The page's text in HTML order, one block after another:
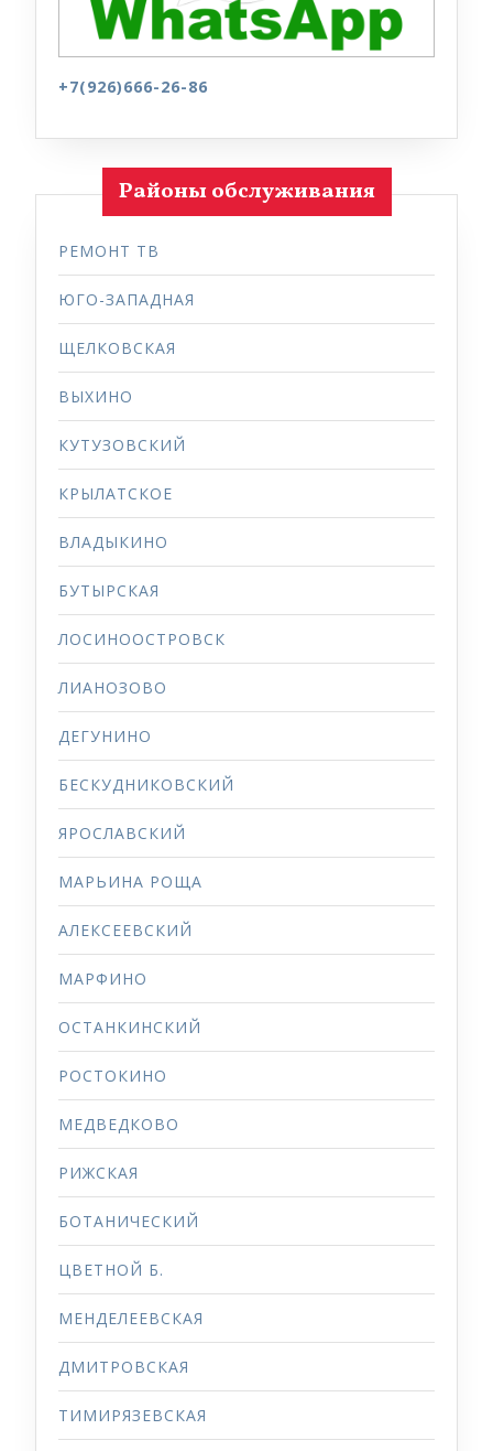
+7(926)666-26-86
Районы обслуживания
РЕМОНТ ТВ
ЮГО-ЗАПАДНАЯ
ЩЕЛКОВСКАЯ
ВЫХИНО
КУТУЗОВСКИЙ
КРЫЛАТСКОЕ
ВЛАДЫКИНО
БУТЫРСКАЯ
ЛОСИНООСТРОВСК
ЛИАНОЗОВО
ДЕГУНИНО
БЕСКУДНИКОВСКИЙ
ЯРОСЛАВСКИЙ
МАРЬИНА РОЩА
АЛЕКСЕЕВСКИЙ
МАРФИНО
ОСТАНКИНСКИЙ
РОСТОКИНО
МЕДВЕДКОВО
РИЖСКАЯ
БОТАНИЧЕСКИЙ
ЦВЕТНОЙ Б.
МЕНДЕЛЕЕВСКАЯ
ДМИТРОВСКАЯ
ТИМИРЯЗЕВСКАЯ